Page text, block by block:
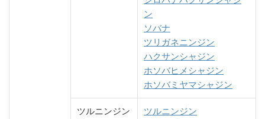
ン
ソバナ
ツリガネニンジン
ハクサンシャジン
ホソバヒメシャジン
ホソバミヤマシャジン
ツルニンジン
ツルニンジン